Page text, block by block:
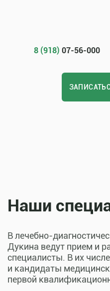
8 (918) 07-56-000
Наши
В лечебно-
Дукина ведут прием и
специалисты. В их
и кандидаты
первой